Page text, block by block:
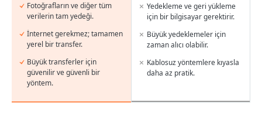
Fotoğrafların ve diğer tüm
verilerin tam yedeği.
İnternet gerekmez; tamamen
yerel bir transfer.
Büyük transferler için
güvenilir ve güvenli bir
yöntem.
Yedekleme ve geri yükleme
için bir bilgisayar gerektirir.
Büyük yedeklemeler için
zaman alıcı olabilir.
Kablosuz yöntemlere kıyasla
daha az pratik.